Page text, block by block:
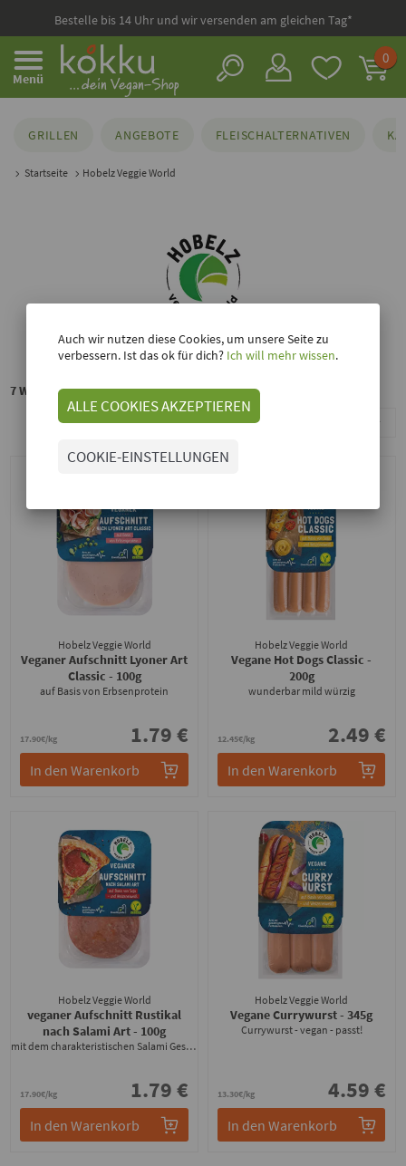
Bestelle bis 14 Uhr und wir versenden am gleichen Tag*
Menü
0
GRILLEN ANGEBOTE FLEISCHALTERNATIVEN
Startseite Hobelz Veggie World
7 Wurstalternativen von Hobelz bei kokku
Sortieren nach
Hobelz Veggie World
Veganer Aufschnitt Lyoner Art
Classic - 100g
auf Basis von Erbsenprotein
17.90€/kg 1.79 €
In den Warenkorb
Hobelz Veggie World
Vegane Hot Dogs Classic-
200g
wunderbar mild würzig
12.45€/kg 2.49 €
In den Warenkorb
Hobelz Veggie World
veganer Aufschnitt Rustikal
nach Salami Art- 100g
mit dem charakteristischen Salami Geschmack
17.90€/kg 1.79 €
In den Warenkorb
Hobelz Veggie World
Vegane Currywurst- 345g
Currywurst - vegan - passt!
13.30€/kg 4.59 €
In den Warenkorb
Auch wir nutzen diese Cookies, um unsere Seite zu
verbessern. Ist das ok für dich? Ich will mehr wissen.
ALLE COOKIES AKZEPTIEREN
COOKIE-EINSTELLUNGEN